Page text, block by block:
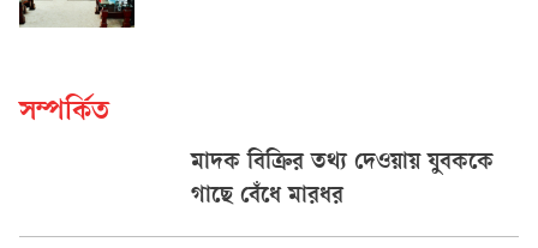
সম্পর্কিত
মাদক বিক্রির তথ্য দেওয়ায় যুবককে
গাছে বেঁধে মারধর